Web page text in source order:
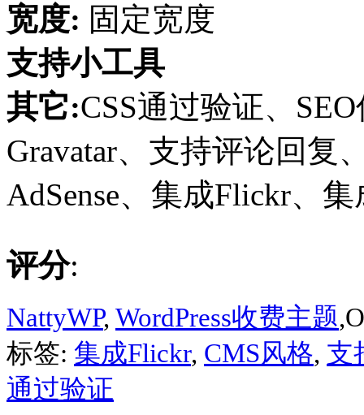
宽度: 固定宽度
支持小工具
其它:CSS通过验证、
Gravatar、支持评论回复
AdSense、集成Flickr、
评分:
NattyWP, WordPress收费主题
标签: 集成Flickr, CMS风格, 支
通过验证